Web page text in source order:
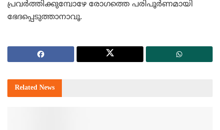
പ്രവര്‍ത്തിക്കുമ്പോഴേ രോഗത്തെ പരിപൂര്‍ണമായി
ഭേദപ്പെടുത്താനാവൂ.
Related News